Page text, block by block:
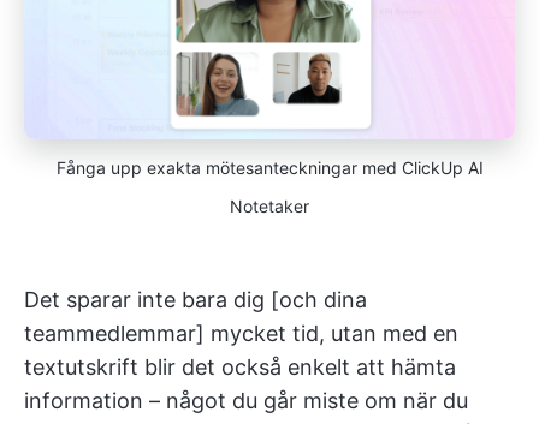
Fånga upp exakta mötesanteckningar med ClickUp AI
Notetaker
Det sparar inte bara dig [och dina
teammedlemmar] mycket tid, utan med en
textutskrift blir det också enkelt att hämta
information – något du går miste om när du